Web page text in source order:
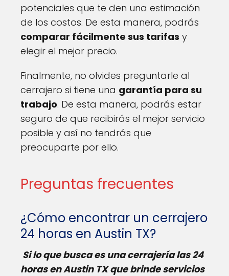
potenciales que te den una estimación
de los costos. De esta manera, podrás
comparar fácilmente sus tarifas y
elegir el mejor precio.
Finalmente, no olvides preguntarle al
cerrajero si tiene una garantía para su
trabajo. De esta manera, podrás estar
seguro de que recibirás el mejor servicio
posible y así no tendrás que
preocuparte por ello.
Preguntas frecuentes
¿Cómo encontrar un cerrajero
24 horas en Austin TX?
Si lo que busca es una cerrajería las 24
horas en Austin TX que brinde servicios